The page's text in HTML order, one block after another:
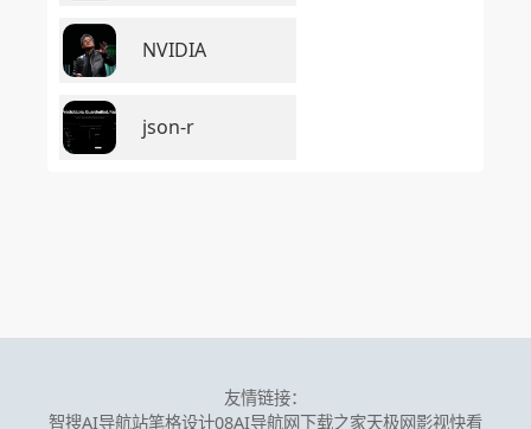
NVIDIA
json-r
友情链接：
智搜AI导航站笔格设计08AI导航网下载之家天极网影视快看